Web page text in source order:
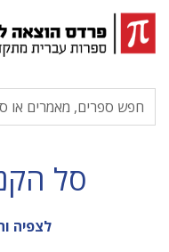
סל
לצפיה